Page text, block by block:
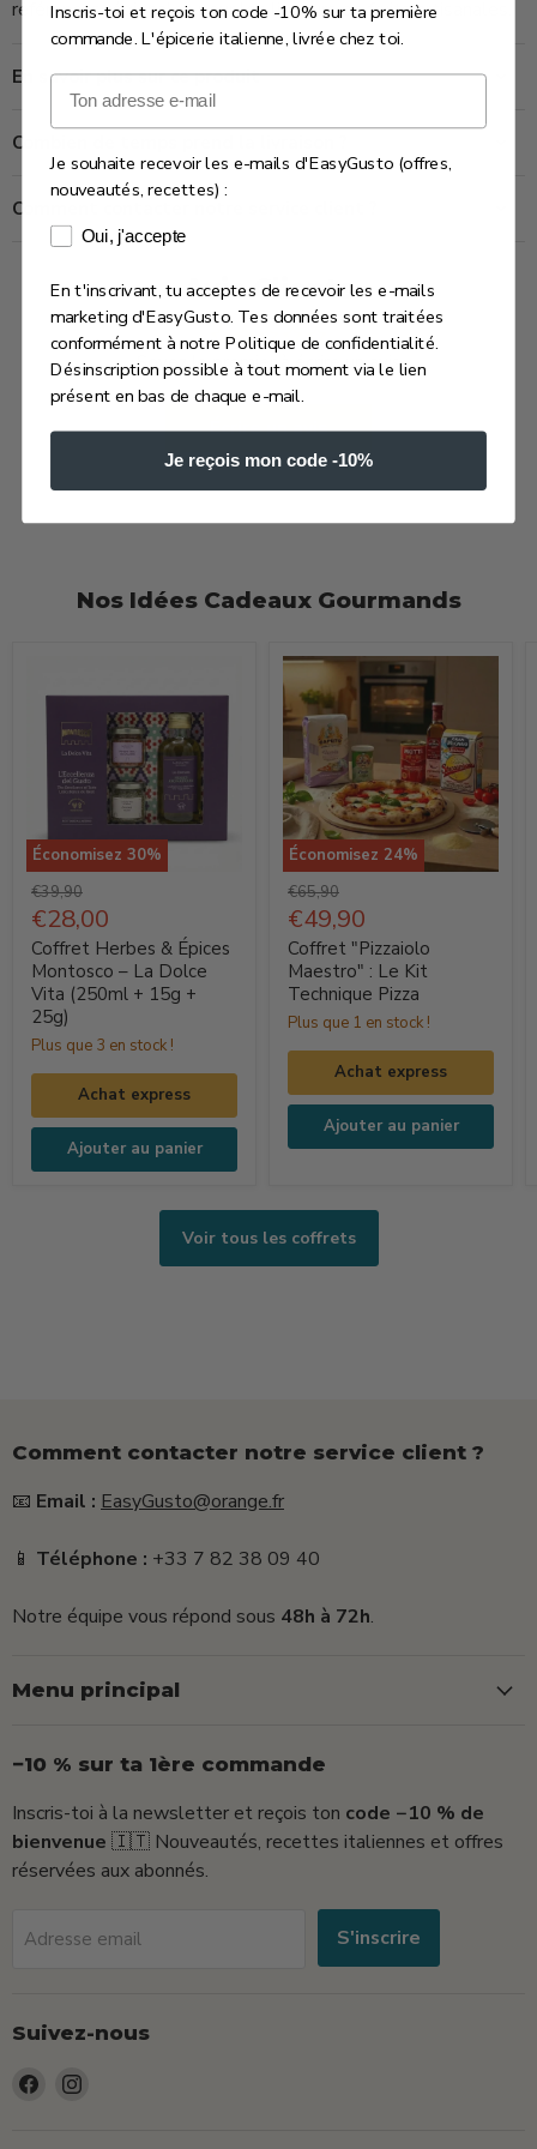
références régionales pour les liqueurs de fruits artisanales.
En savoir plus sur ce produit
Combien de temps prend la livraison ?
Comment contacter notre service client ?
Avis Clients
Soyez le premier à écrire un avis
Écrire un avis
Nos Idées Cadeaux Gourmands
Économisez 30%
Coffret
Herbes
&
Épices
Montosco
–
La
Vita
(250ml
+
Prix
d'origine
€39,90
Prix
actuel
€28,00
Coffret Herbes & Épices
Montosco – La Dolce
Vita (250ml + 15g +
25g)
Plus que 3 en stock !
Achat express
Ajouter au panier
Économisez 24%
Coffret
"Pizzaiolo
Maestro"
Le
Kit
Technique
Pizza
Prix
d'origine
€65,90
Prix
actuel
€49,90
Coffret "Pizzaiolo
Maestro" : Le Kit
Technique Pizza
Plus que 1 en stock !
Achat express
Ajouter au panier
Voir tous les coffrets
Comment contacter notre service client ?
📧 Email : EasyGusto@orange.fr
📱 Téléphone : +33 7 82 38 09 40
Notre équipe vous répond sous 48h à 72h.
Menu principal
−10 % sur ta 1ère commande
Inscris-toi à la newsletter et reçois ton code −10 % de
bienvenue 🇮🇹 Nouveautés, recettes italiennes et offres
réservées aux abonnés.
Adresse email S'inscrire
Suivez-nous
Trouvez-
Inscris-toi et reçois ton code -10% sur ta première
commande. L'épicerie italienne, livrée chez toi.
Email
Je souhaite recevoir les e-mails d'EasyGusto (offres,
nouveautés, recettes) :
Consentement e-mails marketing
Oui, j'accepte
En t'inscrivant, tu acceptes de recevoir les e-mails
marketing d'EasyGusto. Tes données sont traitées
conformément à notre Politique de confidentialité.
Désinscription possible à tout moment via le lien
présent en bas de chaque e-mail.
Je reçois mon code -10%